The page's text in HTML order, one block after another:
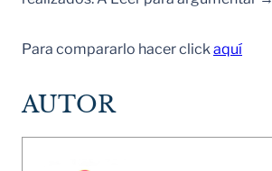
Para compararlo hacer click aquí
AUTOR